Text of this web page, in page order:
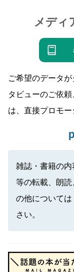
メディ
ご希望のデータ
タビューのご依
は、直接プロモー
雑誌・書籍の
等の転載、朗
の他については
さい。